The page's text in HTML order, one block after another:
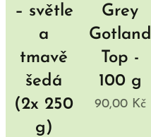
– světle
a
tmavě
šedá
(2x 250
g)
Grey
Gotland
Top -
100 g
90,00Kč